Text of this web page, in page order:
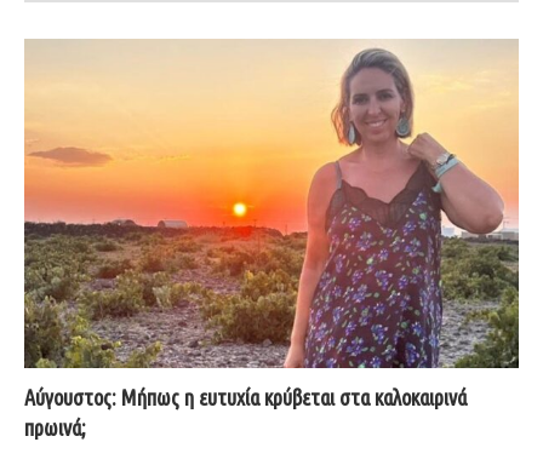
Αύγουστος: Μήπως η ευτυχία κρύβεται στα καλοκαιρινά
πρωινά;